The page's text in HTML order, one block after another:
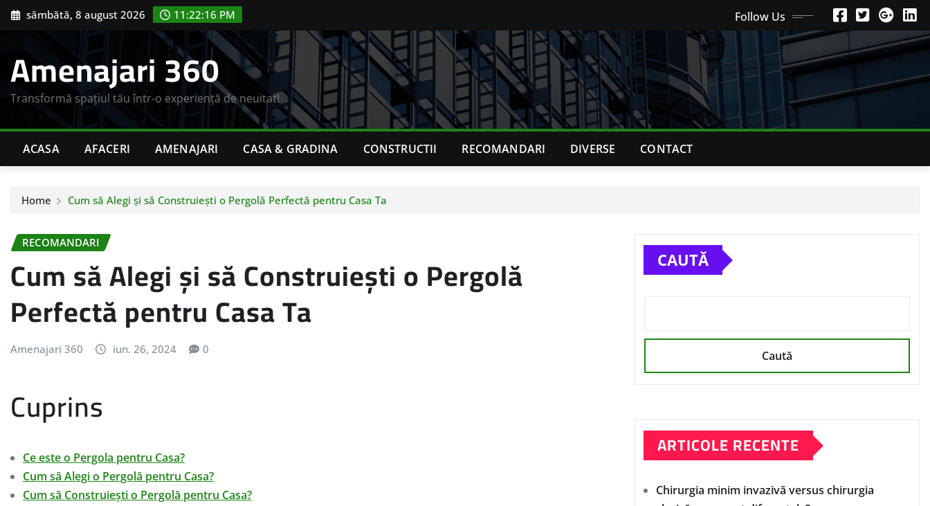
Skip sâmbătă, 8 august 2026 11:22:17 PM Follow Us
Amenajari 360
Transformă spațiul tău într-o experiență de neuitat!
ACASA AFACERI AMENAJARI CASA & GRADINA CONSTRUCTII RECOMANDARI DIVERSE CONTACT
Home Cum să Alegi și să Construiești o Pergolă Perfectă pentru Casa Ta
RECOMANDARI
Cum să Alegi și să Construiești o Pergolă
Perfectă pentru Casa Ta
Amenajari 360 iun. 26, 2024 0
Cuprins
Ce este o Pergola pentru Casa?
Cum să Alegi o Pergolă pentru Casa?
Cum să Construiești o Pergolă pentru Casa?
CAUTĂ
Caută
ARTICOLE RECENTE
Chirurgia minim invazivă versus chirurgia